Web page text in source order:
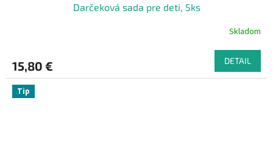
Darčeková sada pre deti, 5ks
Skladom
15,80 € DETAIL
Tip